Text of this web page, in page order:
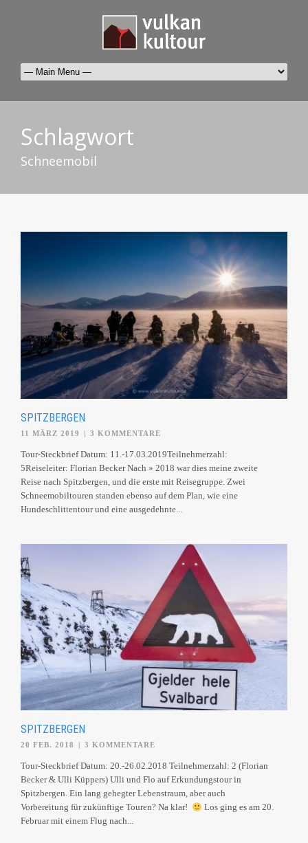
Schlagwort
Schneemobil
SPITZBERGEN
11 MÄRZ 2019 | 3 KOMMENTARE
Tour-Steckbrief Datum: 11.-17.03.2019Teilnehmerzahl:
5Reiseleiter: Florian Becker Nach » 2018 war dies meine zweite
Reise nach Spitzbergen, und die erste mit Reisegruppe. Zwei
Schneemobiltouren standen ebenso auf dem Plan, wie eine
Hundeschlittentour und eine ausgedehnte...
SPITZBERGEN
20 FEB. 2018 3 KOMMENTARE
Tour-Steckbrief Datum: 20.-26.02.2018 Teilnehmerzahl: 2 (Florian
Becker & Ulli Küppers) Ulli und Flo auf Erkundungstour in
Spitzbergen. Ein lang gehegter Lebenstraum, aber auch
Vorbereitung für zukünftige Touren? Na klar!
Los ging es am 20.
Februar mit einem Flug nach...